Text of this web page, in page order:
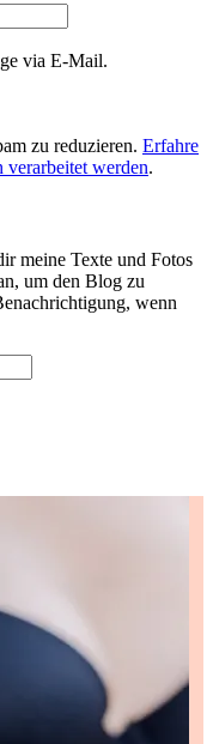
via E-Mail.
zu reduzieren. Erfahre
verarbeitet werden.
meine Texte und Fotos
um den Blog zu
wenn